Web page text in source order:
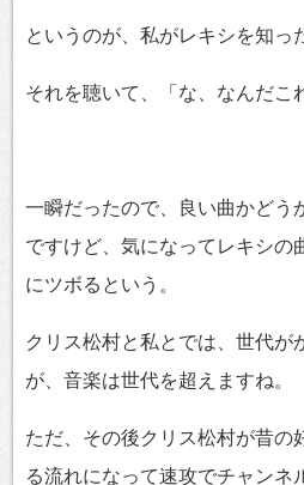
というのが、私がレキシを知っ
それを聴いて、「な、なんだこ
一瞬だったので、良い曲かどう
ですけど、気になってレキシの
にツボるという。
クリス松村と私とでは、世代が
が、音楽は世代を超えますね。
ただ、その後クリス松村が昔の
る流れになって速攻でチャンネ